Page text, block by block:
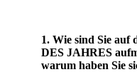
1. Wie sind Sie
DES JAHRES
warum haben Sie